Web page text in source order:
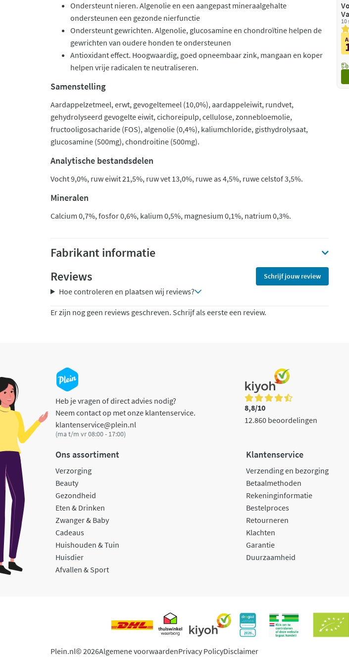
Ondersteunt nieren. Algenolie en een aangepast mineraalgehalte
ondersteunen een gezonde nierfunctie
Ondersteunt gewrichten. Algenolie, glucosamine en chondroïtine helpen de
gewrichten van oudere honden te ondersteunen
Antioxidant effect. Hoogwaardig, goed opneembaar zink, mangaan en koper
helpen vrije radicalen te neutraliseren.
Samenstelling
Aardappelzetmeel, erwt, gevogeltemeel (10,0%), aardappeleiwit, rundvet,
gehydrolyseerd gevogelte eiwit, cichoreipulp, cellulose, zonnebloemolie,
fructooligosacharide (FOS), algenolie (0,4%), kaliumchloride, gisthydrolysaat,
glucosamine (500mg), chondroitine (500mg).
Analytische bestandsdelen
Vocht 9,0%, ruw eiwit 21,5%, ruw vet 13,0%, ruwe as 4,5%, ruwe celstof 3,5%.
Mineralen
Calcium 0,7%, fosfor 0,6%, kalium 0,5%, magnesium 0,1%, natrium 0,3%.
Fabrikant informatie
Reviews
Schrijf jouw review
Hoe controleren en plaatsen wij reviews?
Er zijn nog geen reviews geschreven. Schrijf als eerste een review.
10
Heb je vragen of direct advies nodig?
Neem contact op met onze klantenservice.
klantenservice@plein.nl
(ma t/m vr 08:00 - 17:00)
8,8/10
12.860 beoordelingen
Ons assortiment
Verzorging
Beauty
Gezondheid
Eten & Drinken
Zwanger & Baby
Cadeaus
Huishouden & Tuin
Huisdier
Afvallen & Sport
Klantenservice
Verzending en bezorging
Betaalmethoden
Rekeninginformatie
Bestelproces
Retourneren
Klachten
Garantie
Duurzaamheid
Plein.nl© 2026Algemene voorwaardenPrivacy PolicyDisclaimer